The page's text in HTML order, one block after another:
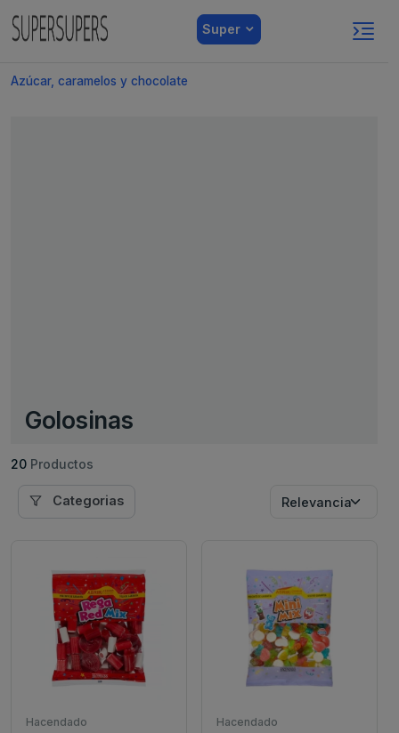
Super
Azúcar, caramelos y chocolate
Golosinas
20 Productos
Categorias
Hacendado Hacendado